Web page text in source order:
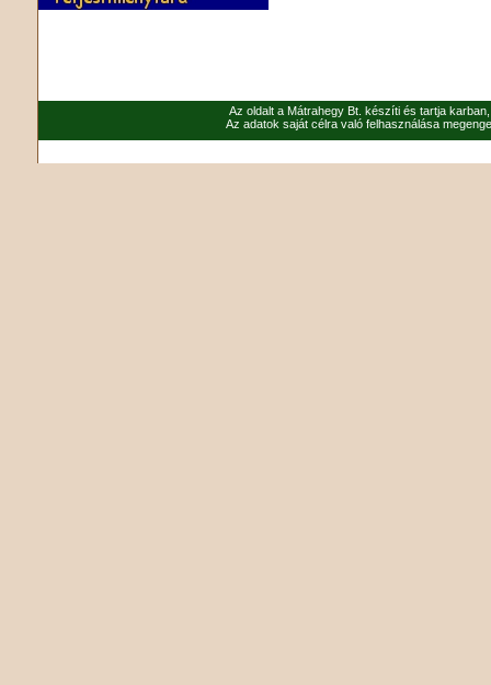
Az oldalt a Mátrahegy Bt. készíti és tartja
Az adatok saját célra való felhasználása